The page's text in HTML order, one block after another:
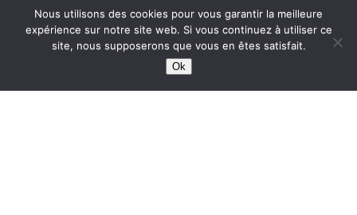
This site is protected bywp-copyrightpro.com
Nous utilisons des cookies pour vous garantir la meilleure
expérience sur notre site web. Si vous continuez à utiliser ce
site, nous supposerons que vous en êtes satisfait.
Ok